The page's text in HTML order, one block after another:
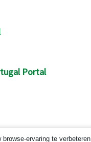
Portal
ervaring te verbeteren